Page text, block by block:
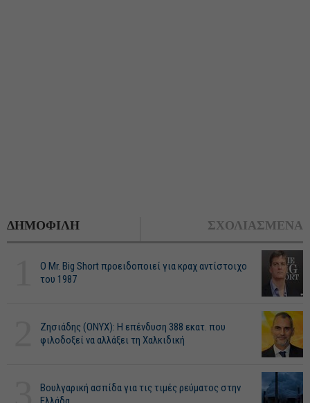
ΔΗΜΟΦΙΛΗ ΣΧΟΛΙΑΣΜΕΝΑ
O Mr. Big Short προειδοποιεί για κραχ αντίστοιχο
του 1987
Ζησιάδης (ONYX): Η επένδυση 388 εκατ. που
φιλοδοξεί να αλλάξει τη Χαλκιδική
Βουλγαρική ασπίδα για τις τιμές ρεύματος στην